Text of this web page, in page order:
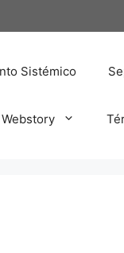
Sistémico
Webstory